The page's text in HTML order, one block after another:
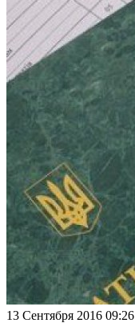
13 Сентября 2016 09:26